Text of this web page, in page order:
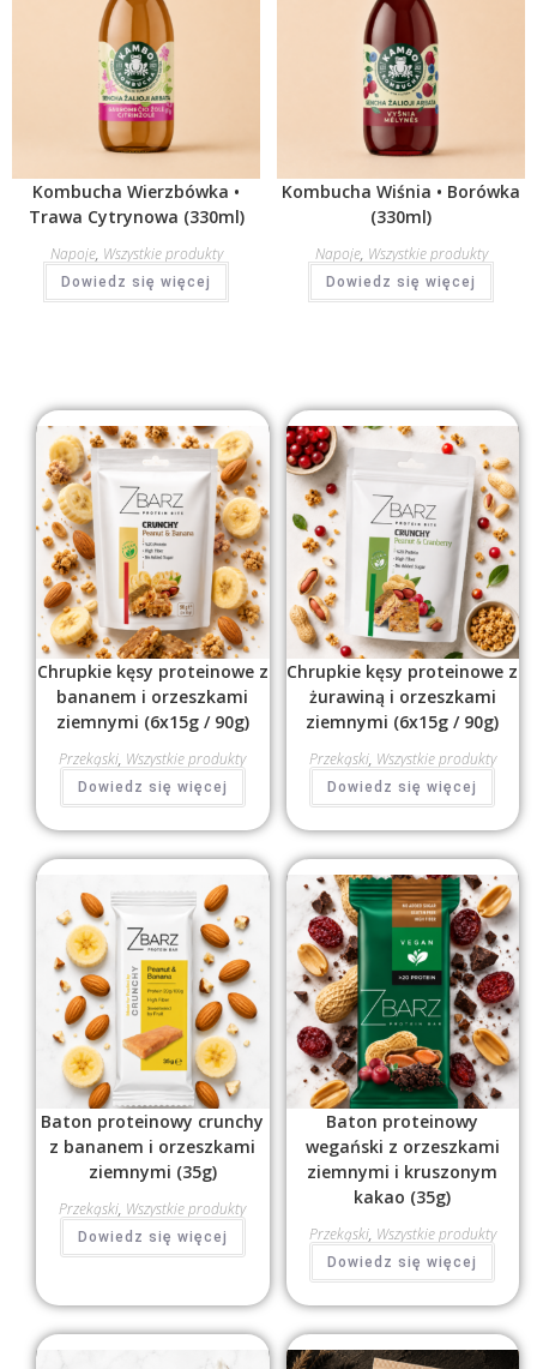
Napoje, Wszystkie produkty
Kombucha Wierzbówka •
Trawa Cytrynowa (330ml)
Dowiedz się więcej
Napoje, Wszystkie produkty
Kombucha Wiśnia • Borówka
(330ml)
Dowiedz się więcej
Przekąski, Wszystkie produkty
Chrupkie kęsy proteinowe z
bananem i orzeszkami
ziemnymi (6x15g / 90g)
Dowiedz się więcej
Przekąski, Wszystkie produkty
Chrupkie kęsy proteinowe z
żurawiną i orzeszkami
ziemnymi (6x15g / 90g)
Dowiedz się więcej
Przekąski, Wszystkie produkty
Baton proteinowy crunchy
z bananem i orzeszkami
ziemnymi (35g)
Dowiedz się więcej Przekąski, Wszystkie produkty
Baton proteinowy
wegański z orzeszkami
ziemnymi i kruszonym
kakao (35g)
Dowiedz się więcej